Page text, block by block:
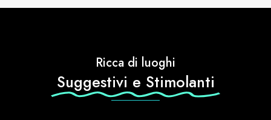
Ricca di luoghi
Suggestivi e Stimolanti